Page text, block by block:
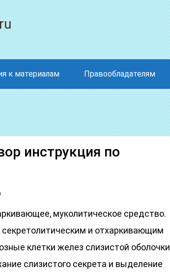
к материалам Правообладателям
инструкция по
муколитическое средство.
и отхаркивающим
клетки желез слизистой оболочки
слизистого секрета и выделение